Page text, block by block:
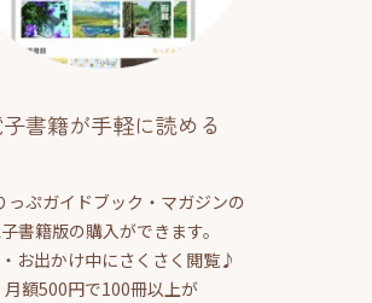
書籍が手軽に読める
っぷガイドブック・マガジンの
書籍版の購入ができます。
お出かけ中にさくさく閲覧♪
月額500円で100冊以上が